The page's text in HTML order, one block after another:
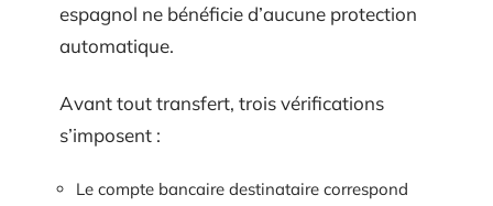
espagnol ne bénéficie d’aucune protection
automatique.
Avant tout transfert, trois vérifications
s’imposent :
Le compte bancaire destinataire correspond